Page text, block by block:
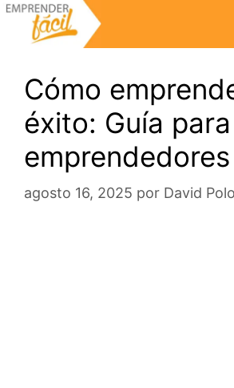
Saltar
Cómo
éxito: Guía
emprendedores
agosto 16, 2025 por David